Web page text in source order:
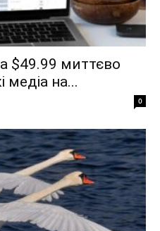
$49.99 миттєво
медіа на...
0